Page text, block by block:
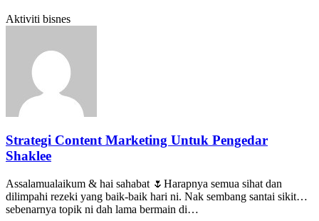
Aktiviti bisnes
Strategi Content Marketing Untuk Pengedar
Shaklee
Assalamualaikum & hai sahabat 🌷Harapnya semua sihat dan
dilimpahi rezeki yang baik-baik hari ni. Nak sembang santai sikit…
sebenarnya topik ni dah lama bermain di…